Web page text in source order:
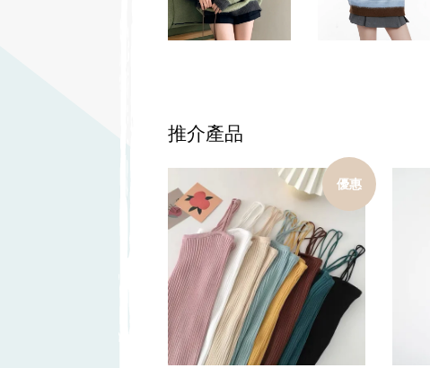
推介產品
優惠
加入購物車